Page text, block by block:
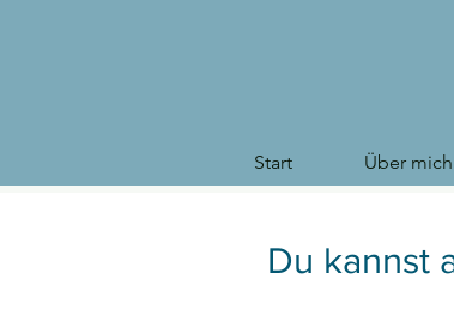
Start Über mich
Du kannst